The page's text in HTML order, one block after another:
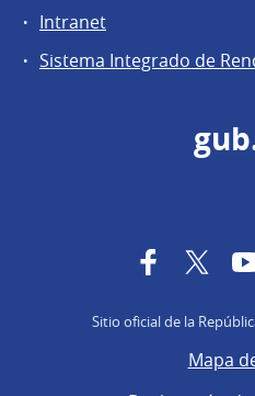
Intranet
Sistema Integrado de
Facebook
Sitio oficial de la
Mapa